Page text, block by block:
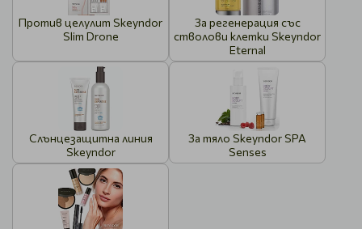
Против целулит Skeyndor
Slim Drone
За регенерация със
стволови клетки Skeyndor
Eternal
Слънцезащитна линия
Skeyndor
За тяло Skeyndor SPA
Senses